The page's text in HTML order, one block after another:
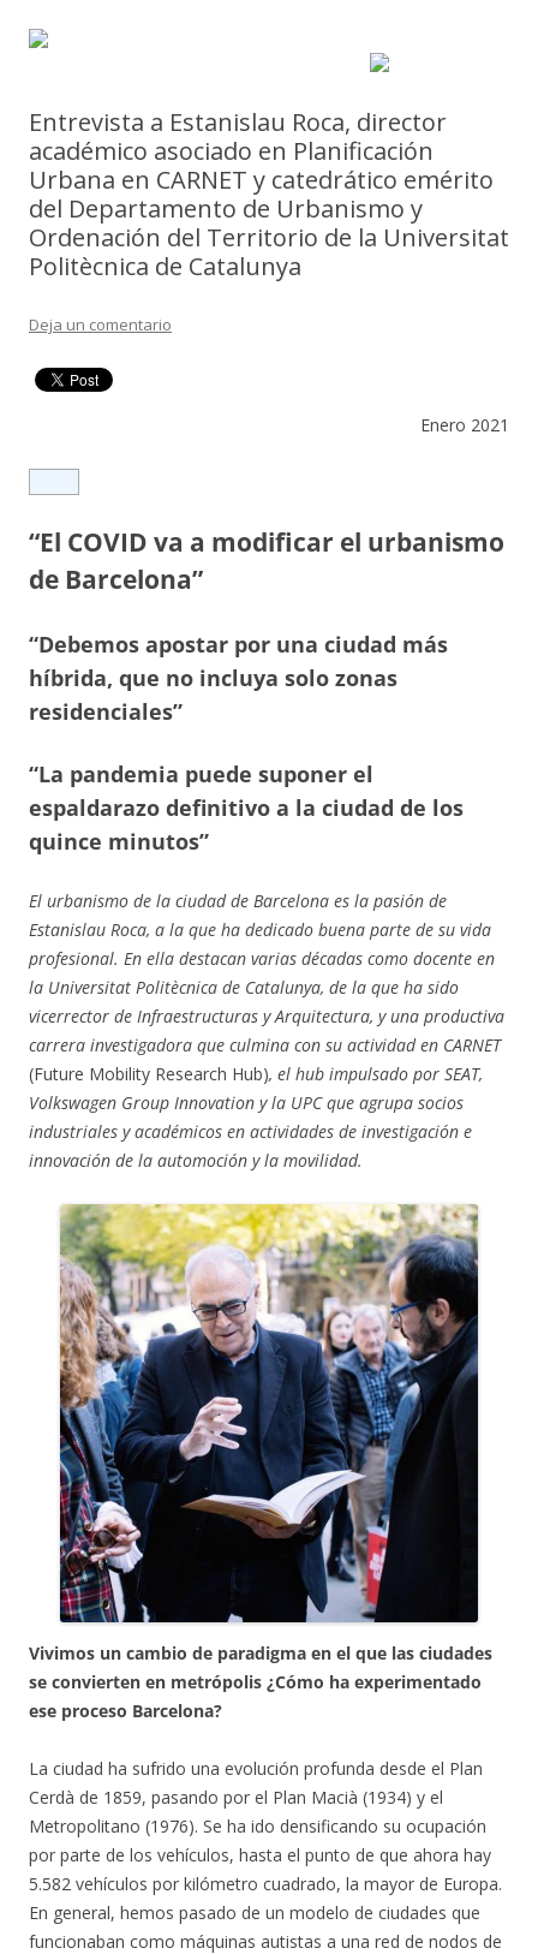
Entrevista a Estanislau Roca, director
académico asociado en Planificación
Urbana en CARNET y catedrático emérito
del Departamento de Urbanismo y
Ordenación del Territorio de la Universitat
Politècnica de Catalunya
Deja un comentario
Enero 2021
“El COVID va a modificar el urbanismo
de Barcelona”
“Debemos apostar por una ciudad más
híbrida, que no incluya solo zonas
residenciales”
“La pandemia puede suponer el
espaldarazo definitivo a la ciudad de los
quince minutos”
El urbanismo de la ciudad de Barcelona es la pasión de
Estanislau Roca, a la que ha dedicado buena parte de su vida
profesional. En ella destacan varias décadas como docente en
la Universitat Politècnica de Catalunya, de la que ha sido
vicerrector de Infraestructuras y Arquitectura, y una productiva
carrera investigadora que culmina con su actividad en CARNET
(Future Mobility Research Hub), el hub impulsado por SEAT,
Volkswagen Group Innovation y la UPC que agrupa socios
industriales y académicos en actividades de investigación e
innovación de la automoción y la movilidad.
Vivimos un cambio de paradigma en el que las ciudades
se convierten en metrópolis ¿Cómo ha experimentado
ese proceso Barcelona?
La ciudad ha sufrido una evolución profunda desde el Plan
Cerdà de 1859, pasando por el Plan Macià (1934) y el
Metropolitano (1976). Se ha ido densificando su ocupación
por parte de los vehículos, hasta el punto de que ahora hay
5.582 vehículos por kilómetro cuadrado, la mayor de Europa.
En general, hemos pasado de un modelo de ciudades que
funcionaban como máquinas autistas a una red de nodos de